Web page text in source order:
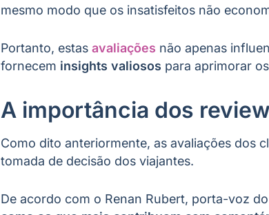
mesmo modo que os insatisfeitos não
Portanto, estas avaliações não apenas
fornecem insights valiosos para aprimorar
A importância dos
Como dito anteriormente, as avaliações dos
tomada de decisão dos viajantes.
De acordo com o Renan Rubert, porta-voz do